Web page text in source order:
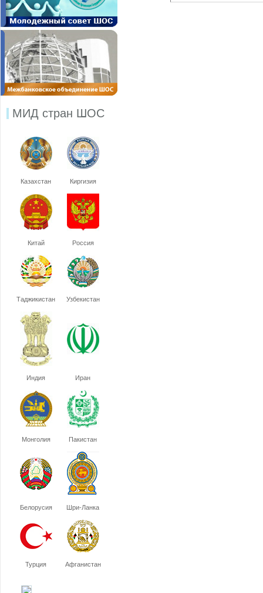
МИД стран ШОС
Казахстан Киргизия
Китай Россия
Таджикистан Узбекистан
Индия Иран
Монголия Пакистан
Белорусия Шри-Ланка
Турция Афганистан